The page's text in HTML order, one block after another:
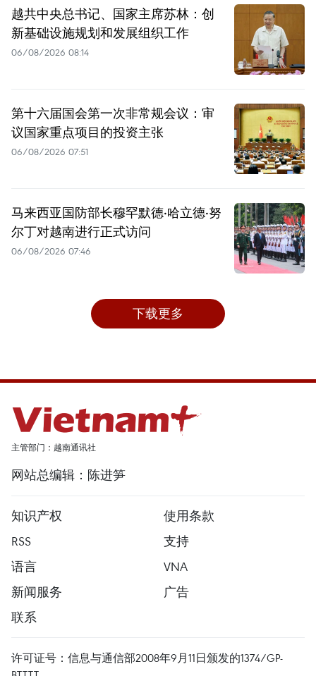
越共中央总书记、国家主席苏林：创
新基础设施规划和发展组织工作
06/08/2026 08:14
第十六届国会第一次非常规会议：审
议国家重点项目的投资主张
06/08/2026 07:51
马来西亚国防部长穆罕默德·哈立德·努
尔丁对越南进行正式访问
06/08/2026 07:46
下载更多
主管部门：越南通讯社
网站总编辑：陈进笋
知识产权
使用条款
RSS
支持
语言
VNA
新闻服务
广告
联系
许可证号：信息与通信部2008年9月11日颁发的1374/GP-